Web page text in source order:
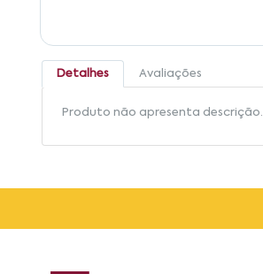
Detalhes Avaliações
Produto não apresenta descrição.